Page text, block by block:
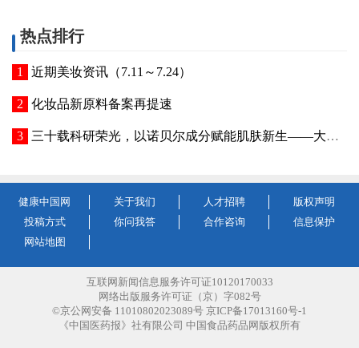
热点排行
近期美妆资讯（7.11～7.24）
化妆品新原料备案再提速
三十载科研荣光，以诺贝尔成分赋能肌肤新生——大连富勒烯药业深耕美业，打通生美医美全链路 富勒烯获得诺贝尔奖三十周年庆典
健康中国网 关于我们 人才招聘
版权声明
投稿方式
你问我答 合作咨询
信息保护
网站地图
互联网新闻信息服务许可证10120170033
网络出版服务许可证（京）字082号
©京公网安备 11010802023089号 京ICP备17013160号-1
《中国医药报》社有限公司 中国食品药品网版权所有